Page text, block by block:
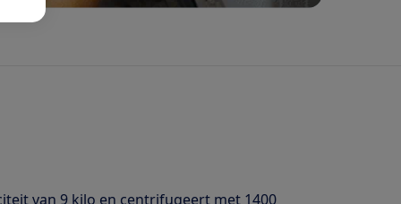
van 9 kilo en centrifugeert met 1400